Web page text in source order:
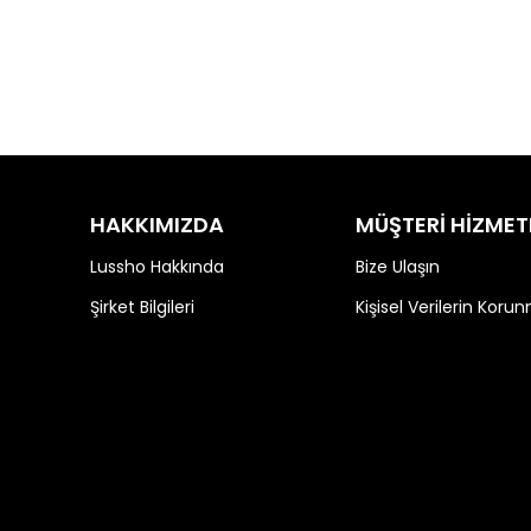
HAKKIMIZDA
Lussho Hakkında
Şirket Bilgileri
MÜŞTERİ
Bize Ulaşın
Kişisel Verilerin